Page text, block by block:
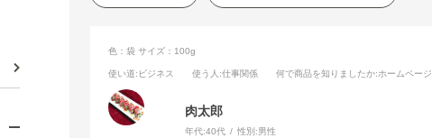
色：袋 サイズ：100g
使い道:ビジネス 使う人 :仕事関係 何で商品を知りましたか:ホームページ
肉太郎
年代:40代 性別:男性